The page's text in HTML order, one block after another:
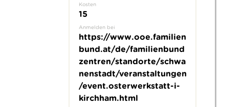
Kosten
15
Anmelden bei
https://www.ooe.familien
bund.at/de/familienbund
zentren/standorte/schwa
nenstadt/veranstaltungen
/event.osterwerkstatt-i-
kirchham.html